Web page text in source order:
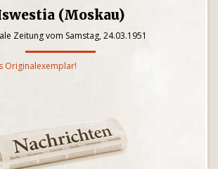
(Moskau)
Zeitung vom Samstag, 24.03.1951
Originalexemplar!